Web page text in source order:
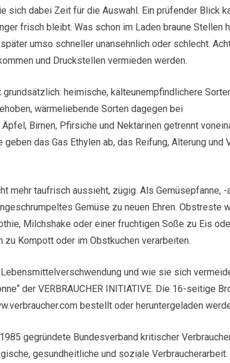
sich dabei Zeit für die Auswahl. Ein prüfender Blick
frisch bleibt. Was schon im Laden braune Stellen
umso schneller unansehnlich oder schlecht.
und Druckstellen vermieden werden.
heimische, kälteunempfindlichere
wärmeliebende Sorten dagegen bei
Birnen, Pfirsiche und Nektarinen getrennt
das Gas Ethylen ab, das Reifung, Alterung und
mehr taufrisch aussieht, zügig. Als Gemüsepfanne, -
Gemüse zu neuen Ehren. Obstreste
Milchshake oder einer fruchtigen Soße zu Eis
Kompott oder im Obstkuchen verarbeiten.
und wie sie sich
der VERBRAUCHER INITIATIVE. Die 16-seitige
bestellt oder heruntergeladen
gegründete Bundesverband kritischer
gesundheitliche und soziale Verbraucherarbeit.